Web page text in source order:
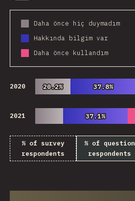
Daha önce hiç duymadım
Hakkında bilgim var
Daha önce kullandım
2020 20.2%
20.2% 37.8%
37.8%
2021 37.1%
37.1%
% of survey
respondents
% of question
respondents